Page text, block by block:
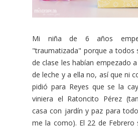
Mi niña de 6 años
"traumatizada" porque a todos
de clase les habían empezado
de leche y a ella no, así que ni
pidió para Reyes que se la
viniera el Ratoncito Pérez
casa con jardín y paz para
me la como). El 22 de Febrero